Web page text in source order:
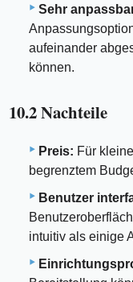
Sehr
aufeinander
können.
10.2 Nachteile
Preis: Für
begrenztem
Benutzer
intuitiv als einige